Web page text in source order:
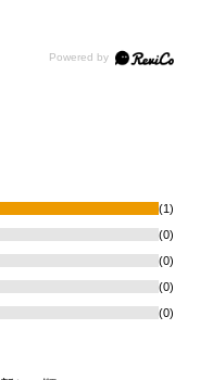
(1)
(0)
(0)
(0)
(0)